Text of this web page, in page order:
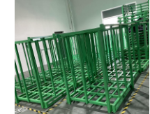
конструкции, съемные
полки для чердачной
платформы